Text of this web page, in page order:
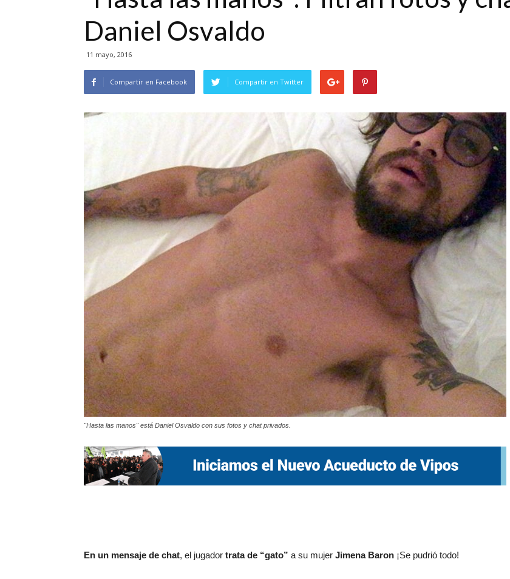
Daniel Osvaldo
11 mayo, 2016
Compartir en Facebook Compartir en Twitter
"Hasta las manos" está Daniel Osvaldo con sus fotos y chat privados.
En un mensaje de chat, el jugador trata de “gato” a su mujer Jimena Baron ¡Se pudrió todo!